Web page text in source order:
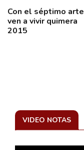
Con el séptimo arte
ven a vivir quimera
2015
VIDEO NOTAS